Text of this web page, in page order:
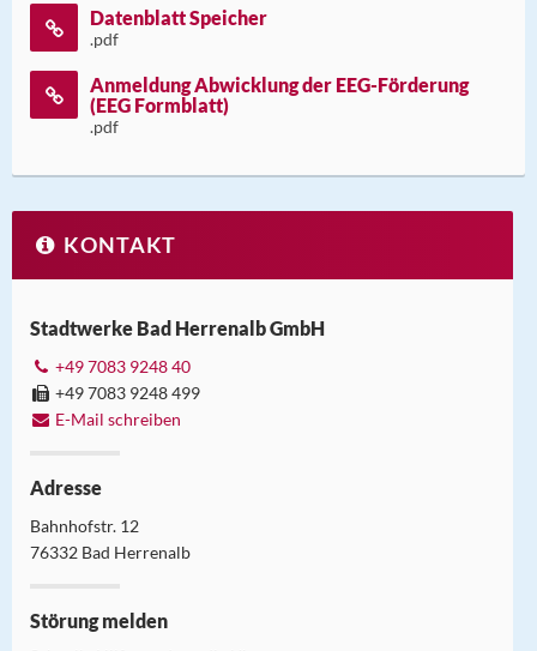
Datenblatt Speicher
.pdf
Anmeldung Abwicklung der EEG-Förderung
(EEG Formblatt)
.pdf
KONTAKT
Stadtwerke Bad Herrenalb GmbH
+49 7083 9248 40
+49 7083 9248 499
E-Mail schreiben
Adresse
Bahnhofstr. 12
76332 Bad Herrenalb
Störung melden